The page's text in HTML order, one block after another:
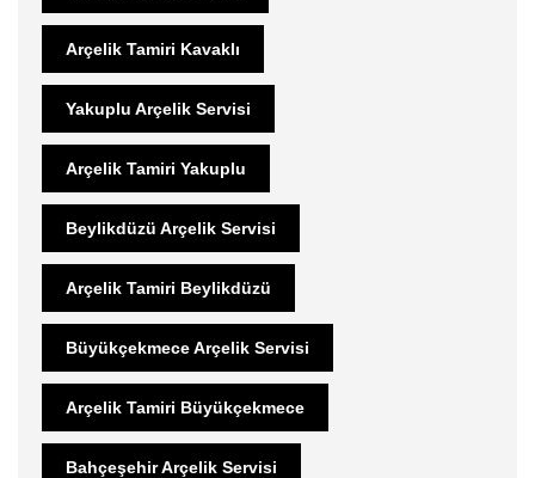
Arçelik Tamiri Kavaklı
Yakuplu Arçelik Servisi
Arçelik Tamiri Yakuplu
Beylikdüzü Arçelik Servisi
Arçelik Tamiri Beylikdüzü
Büyükçekmece Arçelik Servisi
Arçelik Tamiri Büyükçekmece
Bahçeşehir Arçelik Servisi